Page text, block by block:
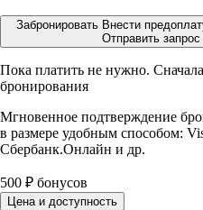
Забронировать Внести
Отправить запрос
Пока платить не нужно.
бронирования
Мгновенное подтверждение
в размере удобным способом:
Сбербанк.Онлайн и др.
500 ₽ бонусов
Цена и доступность